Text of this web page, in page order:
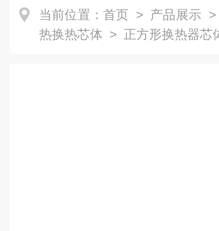
当前位置： 首页 > 产品展示
热换热芯体 > 正方形换热器芯